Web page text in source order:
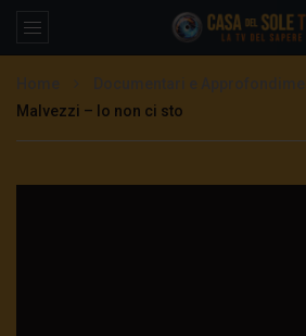
Malvezzi – Io non ci sto